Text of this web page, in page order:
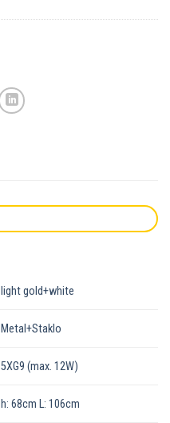
light gold+white
Metal+Staklo
5XG9 (max. 12W)
h: 68cm L: 106cm